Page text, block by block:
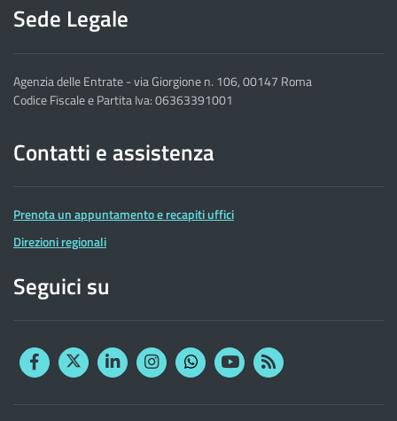
Sede Legale
Agenzia delle Entrate - via Giorgione n. 106, 00147 Roma
Codice Fiscale e Partita Iva: 06363391001
Contatti e assistenza
Prenota un appuntamento e recapiti uffici
Direzioni regionali
Seguici su
FacebookTwitterLinkedinInstagram
YouTubeRSS